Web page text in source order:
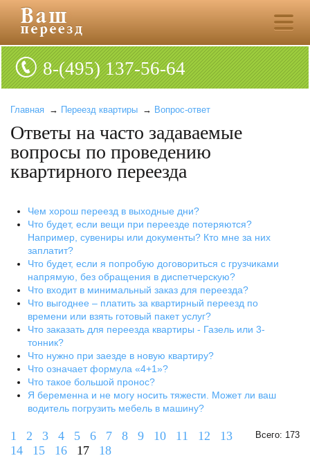
8-(495) 137-56-64
Главная → Переезд квартиры → Вопрос-ответ
Ответы на часто задаваемые
вопросы по проведению
квартирного переезда
Чем хорош переезд в выходные дни?
Что будет, если вещи при переезде потеряются?
Например, сувениры или документы? Кто мне за них
заплатит?
Что будет, если я попробую договориться с грузчиками
напрямую, без обращения в диспетчерскую?
Что входит в минимальный заказ для переезда?
Что выгоднее – платить за квартирный переезд по
времени или взять готовый пакет услуг?
Что заказать для переезда квартиры - Газель или 3-
тонник?
Что нужно при заезде в новую квартиру?
Что означает формула «4+1»?
Что такое большой пронос?
Я беременна и не могу носить тяжести. Может ли ваш
водитель погрузить мебель в машину?
Всего: 173
1 2 3 4 5 6 7 8 9 10 11 12
13
14
15 16 17 18